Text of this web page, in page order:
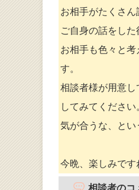
お相手がたくさん
ご自身の話をし
お相手も色々と
す。
相談者様が用意
してみてください
気が合うな、とい
今晩、楽しみです
相談者のコ